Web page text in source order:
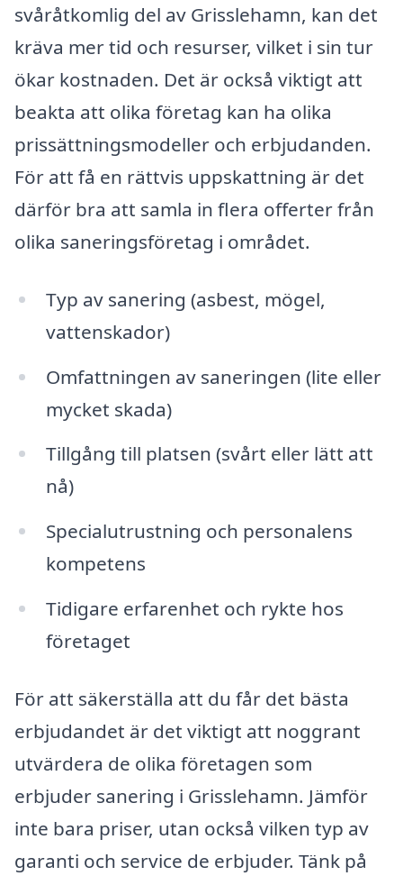
svåråtkomlig del av Grisslehamn, kan det
kräva mer tid och resurser, vilket i sin tur
ökar kostnaden. Det är också viktigt att
beakta att olika företag kan ha olika
prissättningsmodeller och erbjudanden.
För att få en rättvis uppskattning är det
därför bra att samla in flera offerter från
olika saneringsföretag i området.
Typ av sanering (asbest, mögel,
vattenskador)
Omfattningen av saneringen (lite eller
mycket skada)
Tillgång till platsen (svårt eller lätt att
nå)
Specialutrustning och personalens
kompetens
Tidigare erfarenhet och rykte hos
företaget
För att säkerställa att du får det bästa
erbjudandet är det viktigt att noggrant
utvärdera de olika företagen som
erbjuder sanering i Grisslehamn. Jämför
inte bara priser, utan också vilken typ av
garanti och service de erbjuder. Tänk på